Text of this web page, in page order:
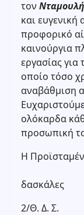
τον
και
προφορικό
καινούργια
εργασίας για
οποίο τόσο
αναβάθμιση
ολόκαρδα
προσωπική
Η
δασκάλες
2/Θ. Δ. Σ.